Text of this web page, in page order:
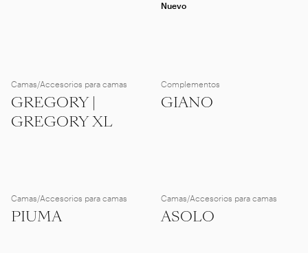
Nuevo
Camas/Accesorios para camas
GREGORY |
GREGORY XL
Complementos
GIANO
Camas/Accesorios para camas
PIUMA
Camas/Accesorios para camas
ASOLO